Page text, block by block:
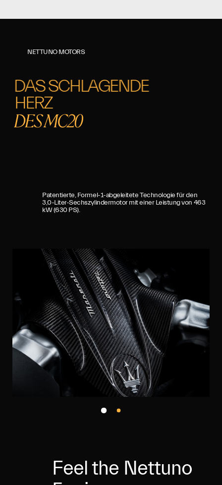
NETTUNO MOTORS
DAS SCHLAGENDE
HERZ
DES MC20
Patentierte, Formel-1-abgeleitete Technologie für den
3,0-Liter-Sechszylindermotor mit einer Leistung von 463
kW (630 PS).
Feel the Nettuno